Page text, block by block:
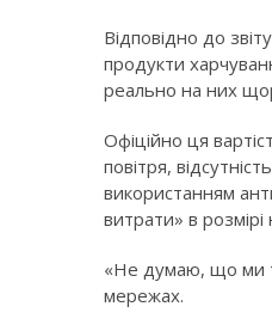
Відповідно до звіту
продукти
реально на них
Офіційно ця
повітря,
використанням
витрати» в
«Не думаю, що ми
мережах.